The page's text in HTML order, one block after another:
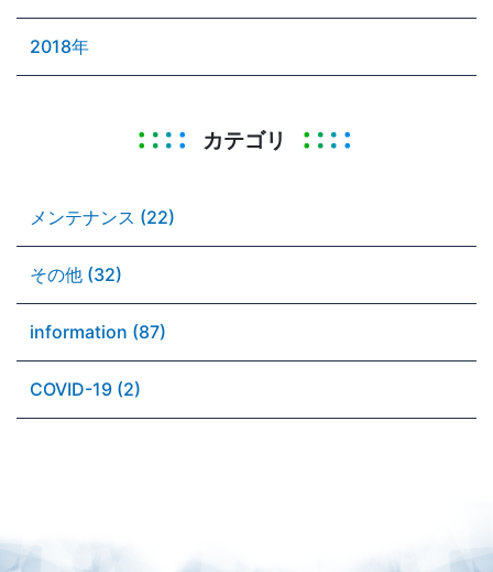
2018年
カテゴリ
メンテナンス (22)
その他 (32)
information (87)
COVID-19 (2)